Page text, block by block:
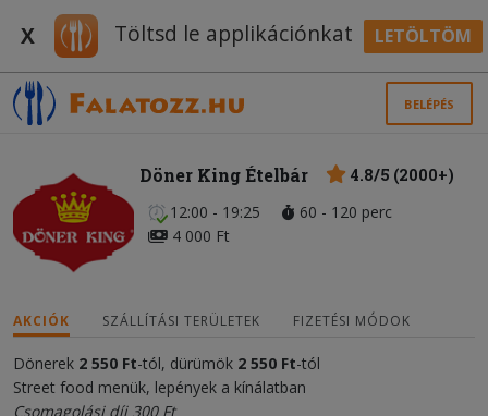
X Töltsd le applikációnkat LETÖLTÖM
BELÉPÉS
Döner King Ételbár
4.8/5 (2000+)
12:00 - 19:25
60 - 120 perc
4 000 Ft
AKCIÓK SZÁLLÍTÁSI TERÜLETEK FIZETÉSI MÓDOK
Dönerek 2 550 Ft-tól, dürümök 2 550 Ft-tól
Street food menük, lepények a kínálatban
Csomagolási díj 300 Ft